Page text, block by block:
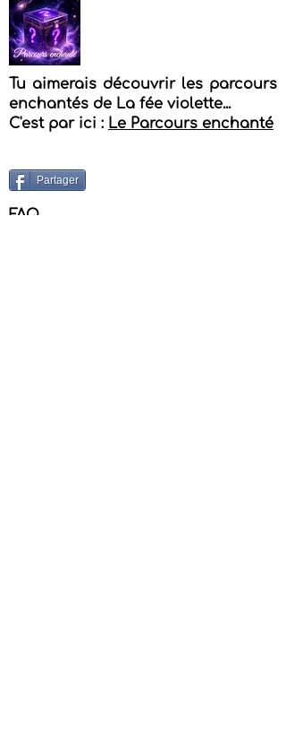
Tu aimerais découvrir les parcours
enchantés de La fée violette...
C'est par ici : Le Parcours enchanté
Partager
FAQ